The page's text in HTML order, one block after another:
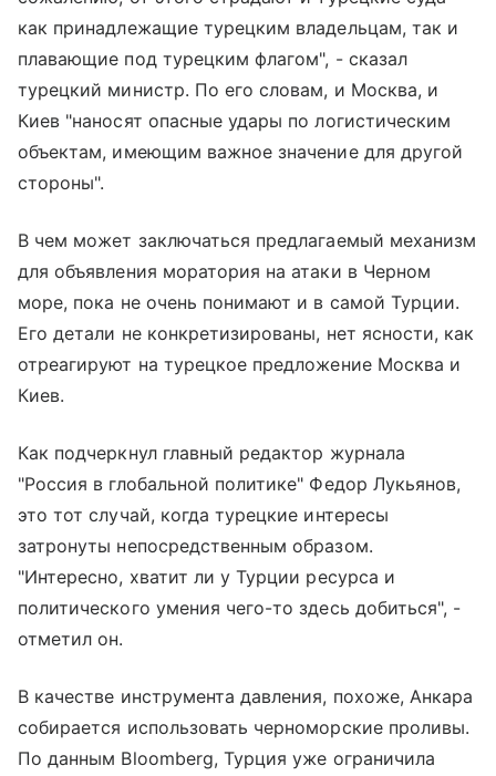
как принадлежащие турецким владельцам, так и
плавающие под турецким флагом", - сказал
турецкий министр. По его словам, и Москва, и
Киев "наносят опасные удары по логистическим
объектам, имеющим важное значение для другой
стороны".
В чем может заключаться предлагаемый механизм
для объявления моратория на атаки в Черном
море, пока не очень понимают и в самой Турции.
Его детали не конкретизированы, нет ясности, как
отреагируют на турецкое предложение Москва и
Киев.
Как подчеркнул главный редактор журнала
"Россия в глобальной политике" Федор Лукьянов,
это тот случай, когда турецкие интересы
затронуты непосредственным образом.
"Интересно, хватит ли у Турции ресурса и
политического умения чего-то здесь добиться", -
отметил он.
В качестве инструмента давления, похоже, Анкара
собирается использовать черноморские проливы.
По данным Bloomberg, Турция уже ограничила